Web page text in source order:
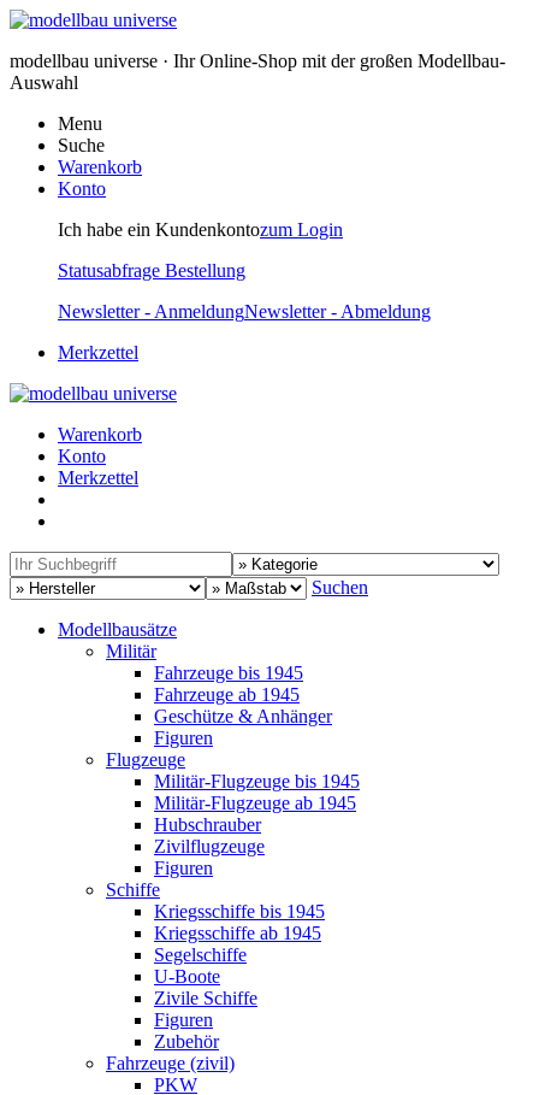
modellbau universe · Ihr Online-Shop mit der großen Modellbau-
Auswahl
Menu
Suche
Warenkorb
Konto
Ich habe ein Kundenkontozum Login
Statusabfrage Bestellung
Newsletter - AnmeldungNewsletter - Abmeldung
Merkzettel
Warenkorb
Konto
Merkzettel
Suchen
Modellbausätze
Militär
Fahrzeuge bis 1945
Fahrzeuge ab 1945
Geschütze & Anhänger
Figuren
Flugzeuge
Militär-Flugzeuge bis 1945
Militär-Flugzeuge ab 1945
Hubschrauber
Zivilflugzeuge
Figuren
Schiffe
Kriegsschiffe bis 1945
Kriegsschiffe ab 1945
Segelschiffe
U-Boote
Zivile Schiffe
Figuren
Zubehör
Fahrzeuge (zivil)
PKW